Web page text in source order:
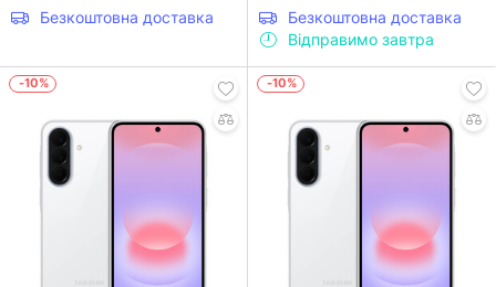
Безкоштовна доставка
Безкоштовна доставка
Відправимо завтра
-10% -10%